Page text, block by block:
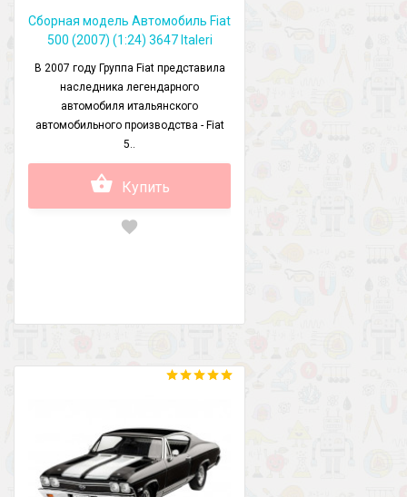
Сборная модель Автомобиль Fiat
500 (2007) (1:24) 3647 Italeri
В 2007 году Группа Fiat представила
наследника легендарного
автомобиля итальянского
автомобильного производства - Fiat
5..
Купить